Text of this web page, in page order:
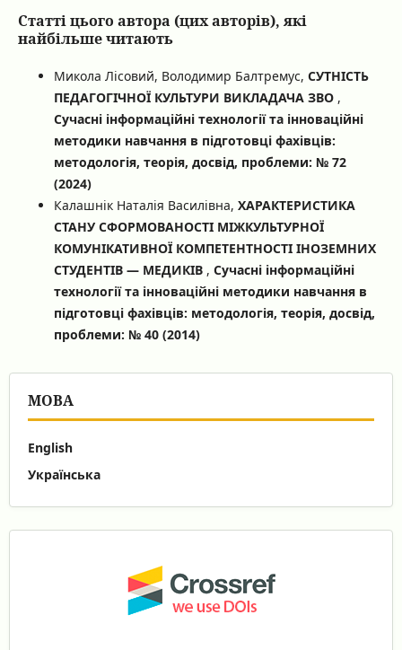
Статті цього автора (цих авторів), які
найбільше читають
Микола Лісовий, Володимир Балтремус, СУТНІСТЬ
ПЕДАГОГІЧНОЇ КУЛЬТУРИ ВИКЛАДАЧА ЗВО ,
Сучасні інформаційні технології та інноваційні
методики навчання в підготовці фахівців:
методологія, теорія, досвід, проблеми: № 72
(2024)
Калашнік Наталія Василівна, ХАРАКТЕРИСТИКА
СТАНУ СФОРМОВАНОСТІ МІЖКУЛЬТУРНОЇ
КОМУНІКАТИВНОЇ КОМПЕТЕНТНОСТІ ІНОЗЕМНИХ
СТУДЕНТІВ — МЕДИКІВ , Сучасні інформаційні
технології та інноваційні методики навчання в
підготовці фахівців: методологія, теорія, досвід,
проблеми: № 40 (2014)
МОВА
English
Українська